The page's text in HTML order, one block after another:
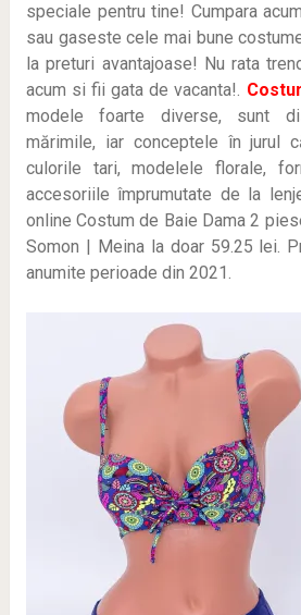
speciale pentru tine! Cumpara
sau gaseste cele mai bune
la preturi avantajoase! Nu rata
acum si fii gata de vacanta!.
modele foarte diverse, sunt
mărimile, iar conceptele în jurul
culorile tari, modelele florale,
accesoriile împrumutate de la
online Costum de Baie Dama 2
Somon | Meina la doar 59.25 lei.
anumite perioade din 2021.